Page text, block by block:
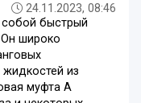
24.11.2023, 08:46
собой быстрый
Он широко
из
муфта A